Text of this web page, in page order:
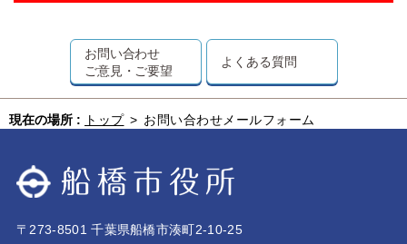
お問い合わせ
ご意見・ご要望
よくある質問
現在の場所 : トップ > お問い合わせメールフォーム
〒273-8501 千葉県船橋市湊町2-10-25